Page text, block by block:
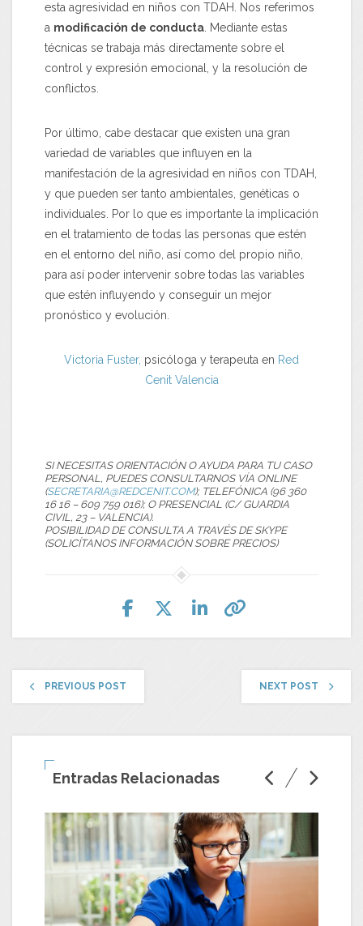
esta agresividad en niños con TDAH. Nos referimos
a modificación de conducta . Mediante estas
técnicas se trabaja más directamente sobre el
control y expresión emocional, y la resolución de
conflictos.
Por último, cabe destacar que existen una gran
variedad de variables que influyen en la
manifestación de la agresividad en niños con TDAH,
y que pueden ser tanto ambientales, genéticas o
individuales. Por lo que es importante la implicación
en el tratamiento de todas las personas que estén
en el entorno del niño, así como del propio niño,
para así poder intervenir sobre todas las variables
que estén influyendo y conseguir un mejor
pronóstico y evolución.
Victoria Fuster, psicóloga y terapeuta en Red
Cenit Valencia
SI NECESITAS ORIENTACIÓN O AYUDA PARA TU CASO
PERSONAL, PUEDES CONSULTARNOS VÍA ONLINE
(SECRETARIA@REDCENIT.COM); TELEFÓNICA (96 360
16 16 – 609 759 016); O PRESENCIAL (C/ GUARDIA
CIVIL, 23 – VALENCIA).
POSIBILIDAD DE CONSULTA A TRAVÉS DE SKYPE
(SOLICÍTANOS INFORMACIÓN SOBRE PRECIOS)
PREVIOUS POST NEXT POST
Entradas Relacionadas